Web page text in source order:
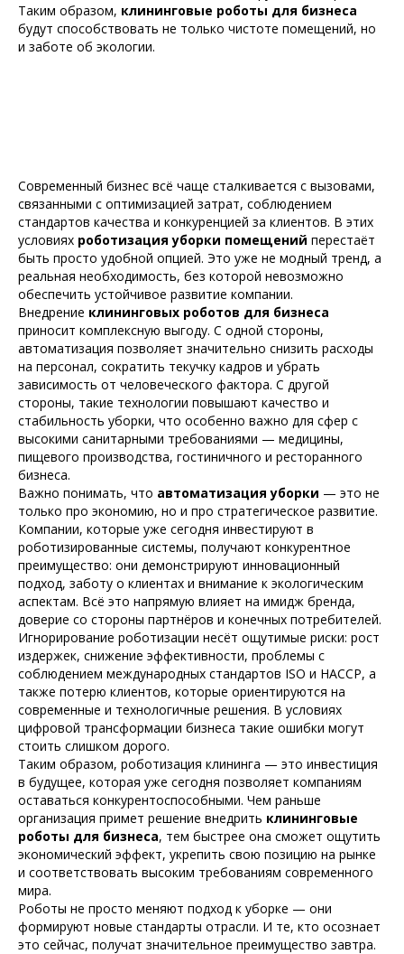
Таким образом, клининговые роботы для бизнеса
будут способствовать не только чистоте помещений, но
и заботе об экологии.
Современный бизнес всё чаще сталкивается с вызовами,
связанными с оптимизацией затрат, соблюдением
стандартов качества и конкуренцией за клиентов. В этих
условиях роботизация уборки помещений перестаёт
быть просто удобной опцией. Это уже не модный тренд, а
реальная необходимость, без которой невозможно
обеспечить устойчивое развитие компании.
Внедрение клининговых роботов для бизнеса
приносит комплексную выгоду. С одной стороны,
автоматизация позволяет значительно снизить расходы
на персонал, сократить текучку кадров и убрать
зависимость от человеческого фактора. С другой
стороны, такие технологии повышают качество и
стабильность уборки, что особенно важно для сфер с
высокими санитарными требованиями — медицины,
пищевого производства, гостиничного и ресторанного
бизнеса.
Важно понимать, что автоматизация уборки — это не
только про экономию, но и про стратегическое развитие.
Компании, которые уже сегодня инвестируют в
роботизированные системы, получают конкурентное
преимущество: они демонстрируют инновационный
подход, заботу о клиентах и внимание к экологическим
аспектам. Всё это напрямую влияет на имидж бренда,
доверие со стороны партнёров и конечных потребителей.
Игнорирование роботизации несёт ощутимые риски: рост
издержек, снижение эффективности, проблемы с
соблюдением международных стандартов ISO и HACCP, а
также потерю клиентов, которые ориентируются на
современные и технологичные решения. В условиях
цифровой трансформации бизнеса такие ошибки могут
стоить слишком дорого.
Таким образом, роботизация клининга — это инвестиция
в будущее, которая уже сегодня позволяет компаниям
оставаться конкурентоспособными. Чем раньше
организация примет решение внедрить клининговые
роботы для бизнеса, тем быстрее она сможет ощутить
экономический эффект, укрепить свою позицию на рынке
и соответствовать высоким требованиям современного
мира.
Роботы не просто меняют подход к уборке — они
формируют новые стандарты отрасли. И те, кто осознает
это сейчас, получат значительное преимущество завтра.